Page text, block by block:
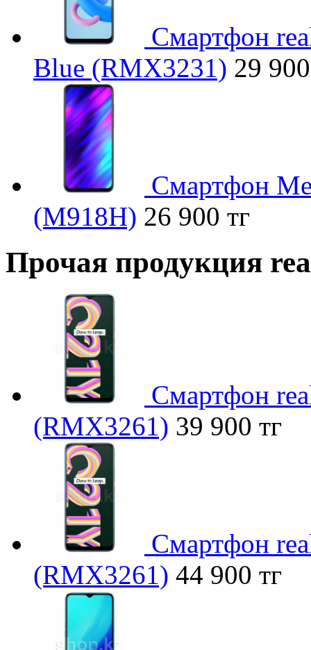
Смартфон
Blue (RMX3231) 29
Смартфон
(M918H) 26 900 тг
Прочая продукция
Смартфон
(RMX3261) 39 900 тг
Смартфон
(RMX3261) 44 900 тг